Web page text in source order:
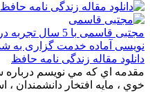
مجتبی قاسمی
با 5 سال
نویسی آماده خدمت گزاری به
دانلود مقاله زندگی نامه حافظ
مقدمه اي که مي نويسم
خوي ، مايه افتخار دانشمندان